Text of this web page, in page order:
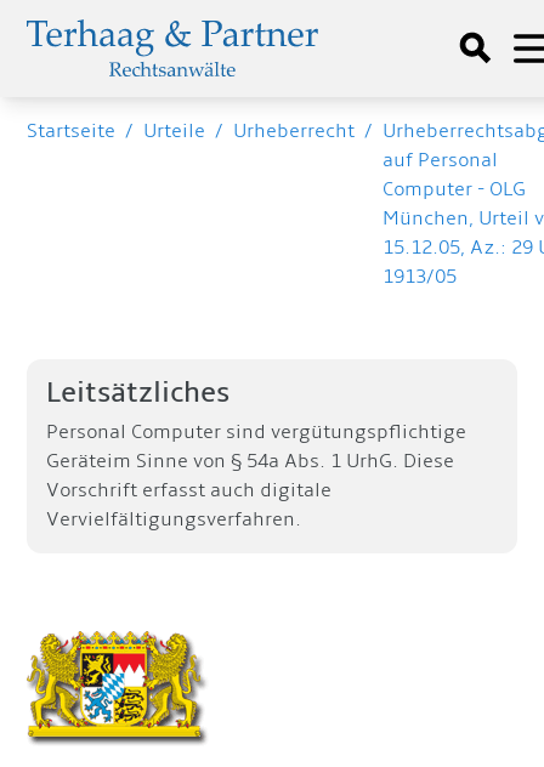
Startseite / Urteile / Urheberrecht /
auf Personal
Computer - OLG
München, Urteil
15.12.05, Az.: 29
1913/05
Leitsätzliches
Personal Computer sind vergütungspflichtige
Geräteim Sinne von § 54a Abs. 1 UrhG. Diese
Vorschrift erfasst auch digitale
Vervielfältigungsverfahren.